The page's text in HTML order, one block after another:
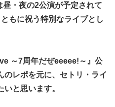
昼・夜の2公演が予定されて
もに祝う特別なライブとし
～7周年だぜeeeee!～』公
のレポを元に、セトリ・ライ
と思います。